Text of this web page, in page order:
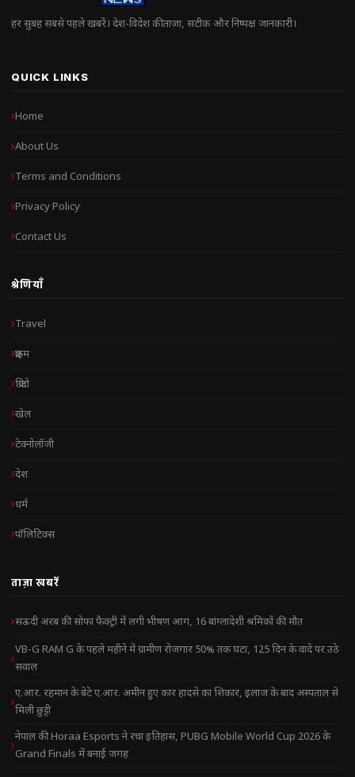
हर सुबह सबसे पहले खबरें। देश-विदेश की ताज़ा, सटीक और निष्पक्ष जानकारी।
QUICK LINKS
Home
About Us
Terms and Conditions
Privacy Policy
Contact Us
श्रेणियाँ
Travel
क्राइम
क्रिप्टो
खेल
टेक्नोलॉजी
देश
धर्म
पॉलिटिक्स
ताज़ा खबरें
सऊदी अरब की सोफा फैक्ट्री में लगी भीषण आग, 16 बांग्लादेशी श्रमिकों की मौत
VB-G RAM G के पहले महीने में ग्रामीण रोजगार 50% तक घटा, 125 दिन के वादे पर उठे
सवाल
ए.आर. रहमान के बेटे ए.आर. अमीन हुए कार हादसे का शिकार, इलाज के बाद अस्पताल से
मिली छुट्टी
नेपाल की Horaa Esports ने रचा इतिहास, PUBG Mobile World Cup 2026 के
Grand Finals में बनाई जगह